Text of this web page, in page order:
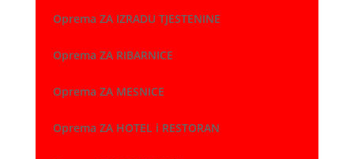
Oprema ZA IZRADU TJESTENINE
Oprema ZA RIBARNICE
Oprema ZA MESNICE
Oprema ZA HOTEL i RESTORAN